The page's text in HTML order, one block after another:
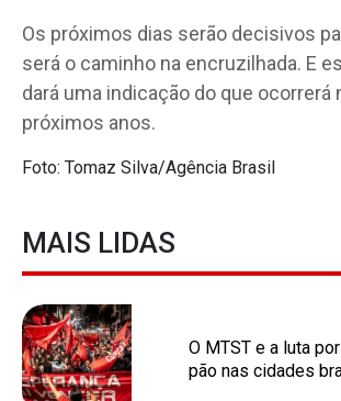
Os próximos dias serão decisivos
será o caminho na encruzilhada. E
dará uma indicação do que ocorrerá
próximos anos.
Foto: Tomaz Silva/Agência Brasil
MAIS LIDAS
O MTST e a luta
pão nas cidades